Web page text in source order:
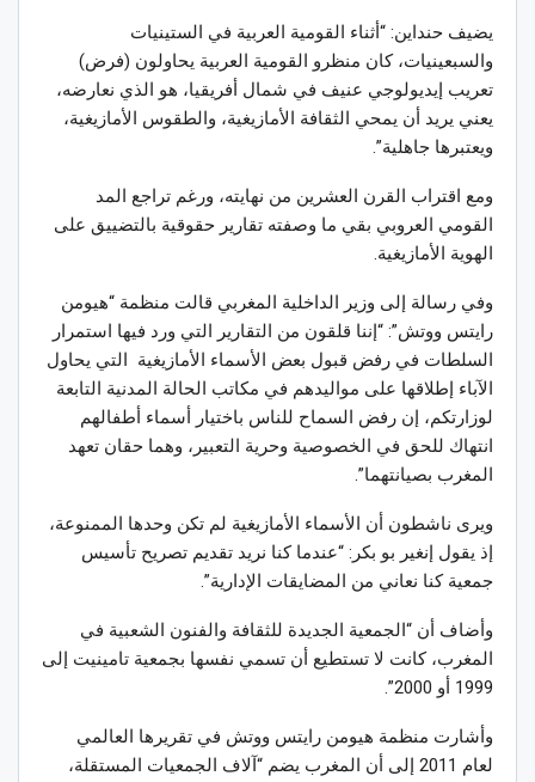
يضيف حنداين: “أثناء القومية العربية في الستينيات
والسبعينيات، كان منظرو القومية العربية يحاولون (فرض)
تعريب إيديولوجي عنيف في شمال أفريقيا، هو الذي نعارضه،
يعني يريد أن يمحي الثقافة الأمازيغية، والطقوس الأمازيغية،
ويعتبرها جاهلية”.
ومع اقتراب القرن العشرين من نهايته، ورغم تراجع المد
القومي العروبي بقي ما وصفته تقارير حقوقية بالتضييق على
الهوية الأمازيغية.
وفي رسالة إلى وزير الداخلية المغربي قالت منظمة “هيومن
رايتس ووتش”: “إننا قلقون من التقارير التي ورد فيها استمرار
السلطات في رفض قبول بعض الأسماء الأمازيغية التي يحاول
الآباء إطلاقها على مواليدهم في مكاتب الحالة المدنية التابعة
لوزارتكم، إن رفض السماح للناس باختيار أسماء أطفالهم
انتهاك للحق في الخصوصية وحرية التعبير، وهما حقان تعهد
المغرب بصيانتهما”.
ويرى ناشطون أن الأسماء الأمازيغية لم تكن وحدها الممنوعة،
إذ يقول إنغير بو بكر: “عندما كنا نريد تقديم تصريح تأسيس
جمعية كنا نعاني من المضايقات الإدارية”.
وأضاف أن “الجمعية الجديدة للثقافة والفنون الشعبية في
المغرب، كانت لا تستطيع أن تسمي نفسها بجمعية تامينيت إلى
1999 أو 2000”.
وأشارت منظمة هيومن رايتس ووتش في تقريرها العالمي
لعام 2011 إلى أن المغرب يضم “آلاف الجمعيات المستقلة،